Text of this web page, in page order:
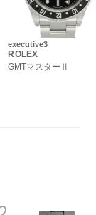
executive3
ROLEX
GMTマスターⅡ